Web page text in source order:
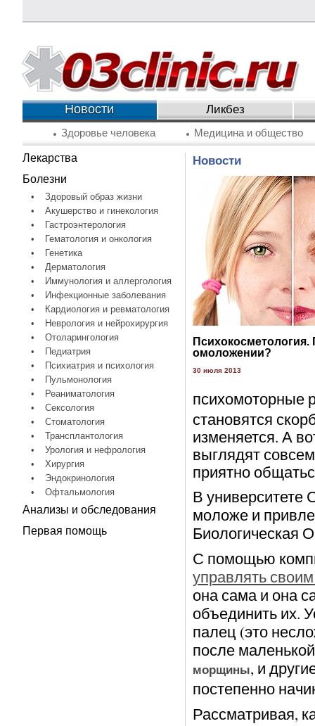
Новости Ликбез
Здоровье человека Медицина и общество
Лекарства
Болезни
•
Здоровый образ жизни
•
Акушерство и гинекология
•
Гастроэнтерология
•
Гематология и онкология
•
Генетика
•
Дерматология
•
Иммунология и аллергология
•
Инфекционные заболевания
•
Кардиология и ревматология
•
Неврология и нейрохирургия
•
Отоларингология
•
Педиатрия
•
Психиатрия и психология
•
Пульмонология
•
Реаниматология
•
Сексология
•
Стоматология
•
Трансплантология
•
Урология и нефрология
•
Хирургия
•
Эндокринология
•
Офтальмология
Анализы и обследования
Первая помощь
Новости
омоложении?
30 июля 2013
психомоторные
становятся
изменяется. А
выглядят
приятно
В университете
моложе и
Биологическая
С помощью
управлять
она сама и она
объединить их.
палец (это
после
морщины, и
постепенно
Рассматривая,